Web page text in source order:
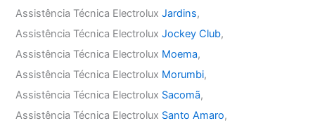
Assistência Técnica ElectroluxJardins,
Assistência Técnica ElectroluxJockey Club,
Assistência Técnica Electrolux Moema,
Assistência Técnica Electrolux Morumbi,
Assistência Técnica Electrolux Sacomã,
Assistência Técnica Electrolux Santo Amaro,